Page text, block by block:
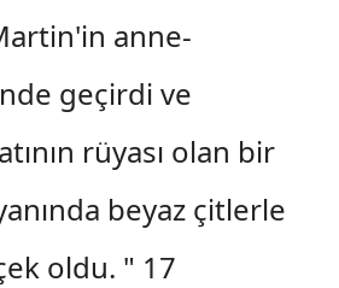
anne-
geçirdi ve
rüyası olan bir
beyaz çitlerle
oldu. " 17